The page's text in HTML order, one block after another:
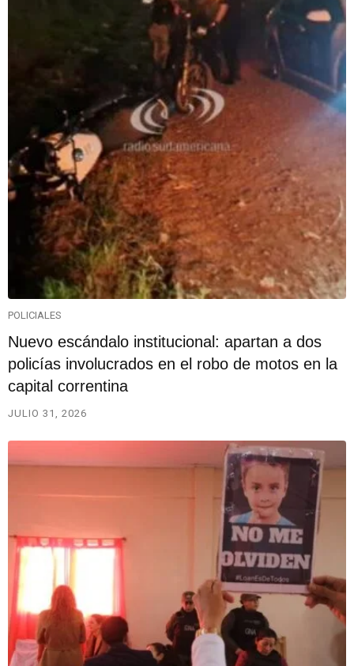
POLICIALES
Nuevo escándalo institucional: apartan a dos
policías involucrados en el robo de motos en la
capital correntina
JULIO 31, 2026